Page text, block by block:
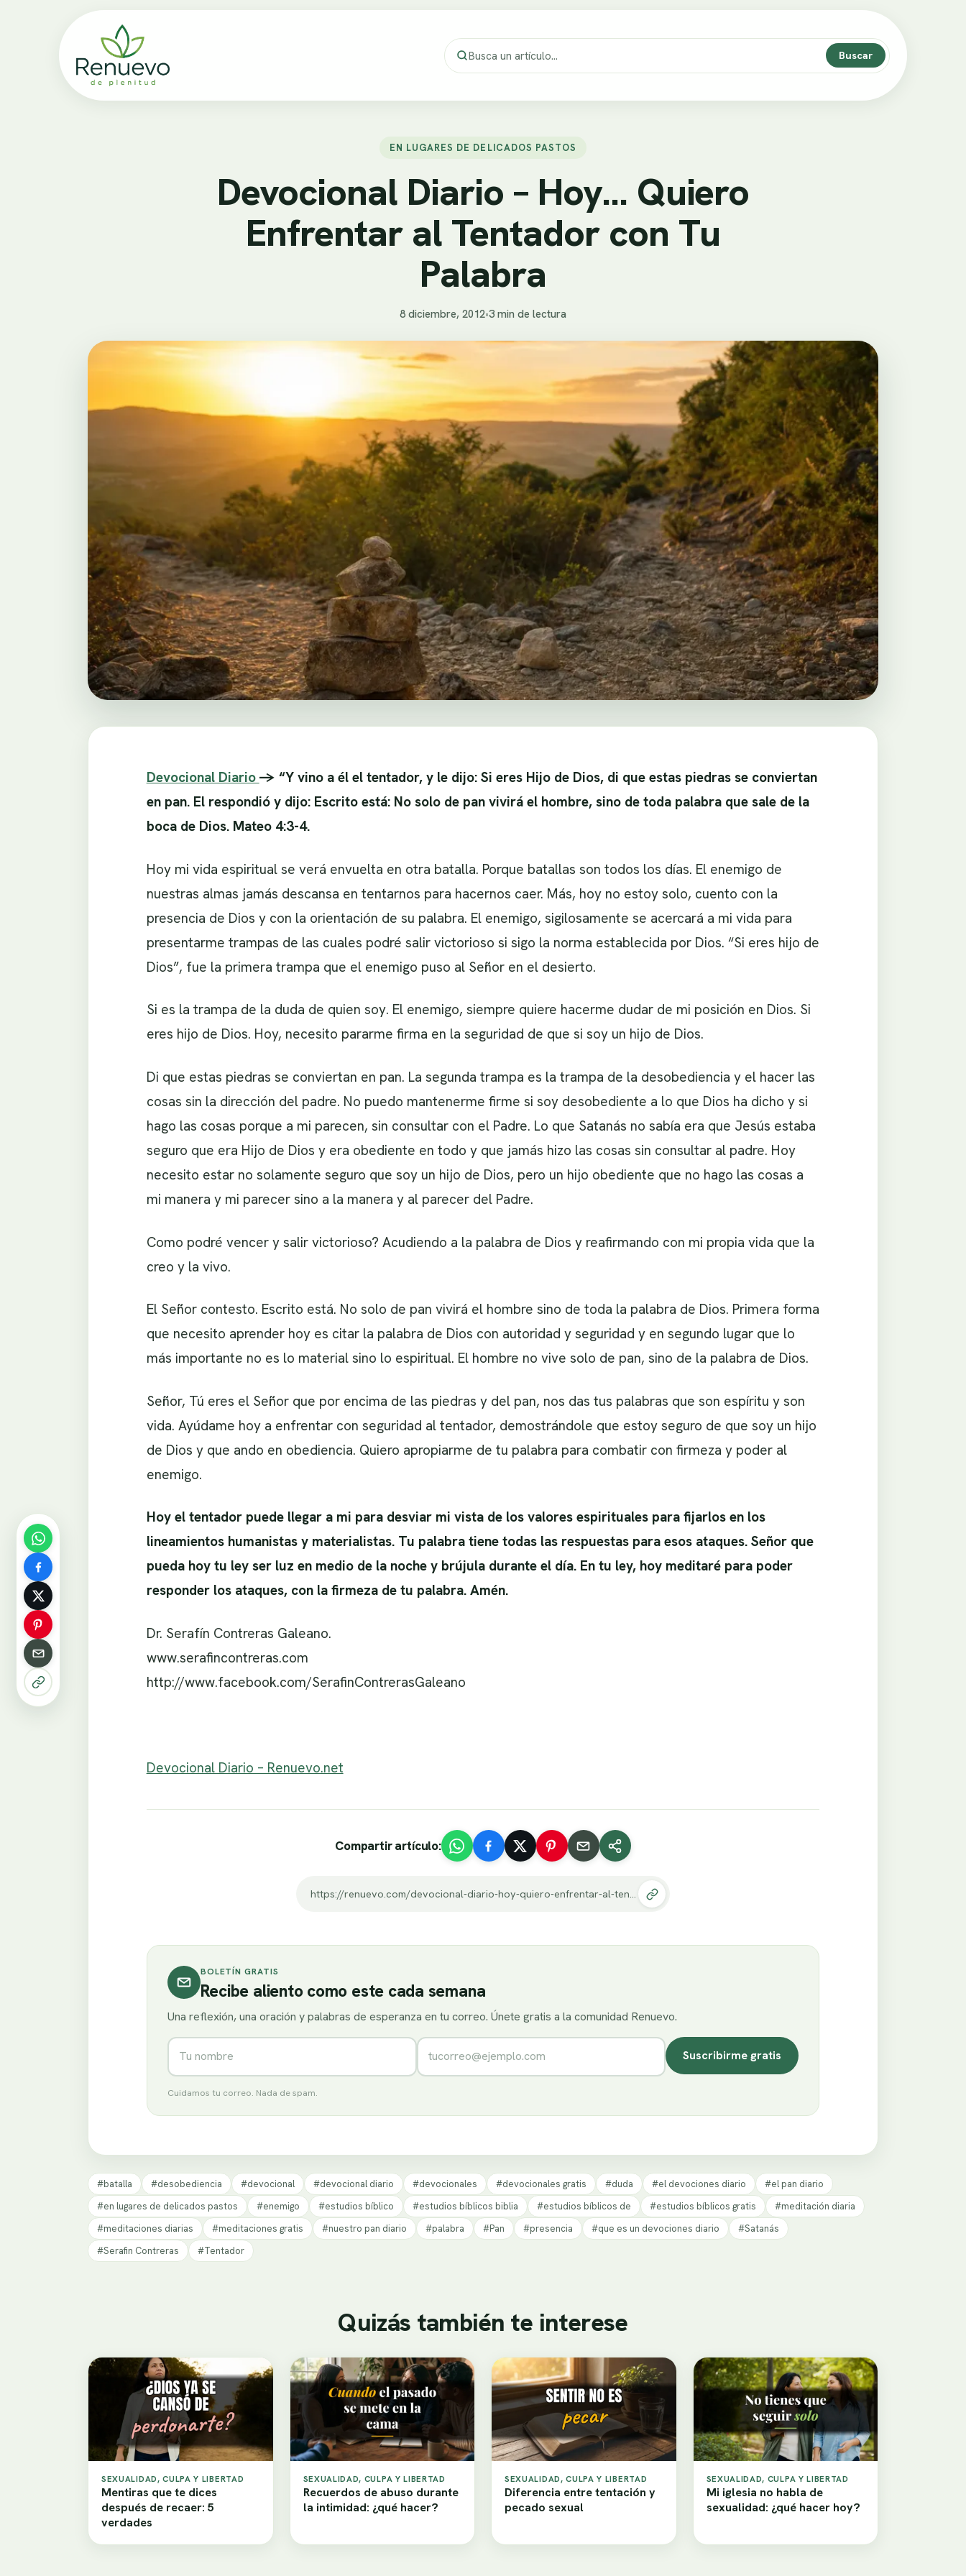
Buscar
EN LUGARES DE DELICADOS PASTOS
Devocional Diario – Hoy… Quiero
Enfrentar al Tentador con Tu
Palabra
8 diciembre, 2012•3 min de lectura
Devocional Diario -> “Y vino a él el tentador, y le dijo: Si eres Hijo de Dios, di que estas piedras se conviertan
en pan. El respondió y dijo: Escrito está: No solo de pan vivirá el hombre, sino de toda palabra que sale de la
boca de Dios. Mateo 4:3-4.
Hoy mi vida espiritual se verá envuelta en otra batalla. Porque batallas son todos los días. El enemigo de
nuestras almas jamás descansa en tentarnos para hacernos caer. Más, hoy no estoy solo, cuento con la
presencia de Dios y con la orientación de su palabra. El enemigo, sigilosamente se acercará a mi vida para
presentarme trampas de las cuales podré salir victorioso si sigo la norma establecida por Dios. “Si eres hijo de
Dios”, fue la primera trampa que el enemigo puso al Señor en el desierto.
Si es la trampa de la duda de quien soy. El enemigo, siempre quiere hacerme dudar de mi posición en Dios. Si
eres hijo de Dios. Hoy, necesito pararme firma en la seguridad de que si soy un hijo de Dios.
Di que estas piedras se conviertan en pan. La segunda trampa es la trampa de la desobediencia y el hacer las
cosas sin la dirección del padre. No puedo mantenerme firme si soy desobediente a lo que Dios ha dicho y si
hago las cosas porque a mi parecen, sin consultar con el Padre. Lo que Satanás no sabía era que Jesús estaba
seguro que era Hijo de Dios y era obediente en todo y que jamás hizo las cosas sin consultar al padre. Hoy
necesito estar no solamente seguro que soy un hijo de Dios, pero un hijo obediente que no hago las cosas a
mi manera y mi parecer sino a la manera y al parecer del Padre.
Como podré vencer y salir victorioso? Acudiendo a la palabra de Dios y reafirmando con mi propia vida que la
creo y la vivo.
El Señor contesto. Escrito está. No solo de pan vivirá el hombre sino de toda la palabra de Dios. Primera forma
que necesito aprender hoy es citar la palabra de Dios con autoridad y seguridad y en segundo lugar que lo
más importante no es lo material sino lo espiritual. El hombre no vive solo de pan, sino de la palabra de Dios.
Señor, Tú eres el Señor que por encima de las piedras y del pan, nos das tus palabras que son espíritu y son
vida. Ayúdame hoy a enfrentar con seguridad al tentador, demostrándole que estoy seguro de que soy un hijo
de Dios y que ando en obediencia. Quiero apropiarme de tu palabra para combatir con firmeza y poder al
enemigo.
Hoy el tentador puede llegar a mi para desviar mi vista de los valores espirituales para fijarlos en los
lineamientos humanistas y materialistas. Tu palabra tiene todas las respuestas para esos ataques. Señor que
pueda hoy tu ley ser luz en medio de la noche y brújula durante el día. En tu ley, hoy meditaré para poder
responder los ataques, con la firmeza de tu palabra. Amén.
Dr. Serafín Contreras Galeano.
www.serafincontreras.com
http://www.facebook.com/SerafinContrerasGaleano
Devocional Diario – Renuevo.net
Compartir artículo:
https://renuevo.com/devocional-diario-hoy-quiero-enfrentar-al-tentador-con-tu-palabra.html
BOLETÍN GRATIS
Recibe aliento como este cada semana
Una reflexión, una oración y palabras de esperanza en tu correo. Únete gratis a la comunidad Renuevo.
Nombre Correo electrónico
Suscribirme gratis
Cuidamos tu correo. Nada de spam.
#batalla #desobediencia #devocional #devocional diario #devocionales #devocionales gratis #duda #el devociones diario
#el pan diario
#en lugares de delicados pastos
#enemigo #estudios bíblico #estudios bíblicos biblia #estudios bíblicos de #estudios bíblicos gratis
#meditación diaria
#meditaciones diarias
#meditaciones gratis #nuestro pan diario #palabra #Pan #presencia #que es un devociones diario
#Satanás
#Serafin Contreras
#Tentador
Quizás también te interese
SEXUALIDAD, CULPA Y LIBERTAD
Mentiras que te dices
después de recaer: 5
verdades
SEXUALIDAD, CULPA Y LIBERTAD
Recuerdos de abuso durante
la intimidad: ¿qué hacer?
SEXUALIDAD, CULPA Y LIBERTAD
Diferencia entre tentación y
pecado sexual
SEXUALIDAD, CULPA Y LIBERTAD
Mi iglesia no habla de
sexualidad: ¿qué hacer hoy?